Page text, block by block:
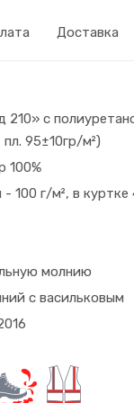
Доставка
210» с
95±10гр/м²)
100%
100 г/м², в куртке
молнию
с васильковым